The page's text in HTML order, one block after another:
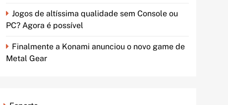
Jogos de altíssima qualidade sem Console ou
PC? Agora é possível
Finalmente a Konami anunciou o novo game de
Metal Gear